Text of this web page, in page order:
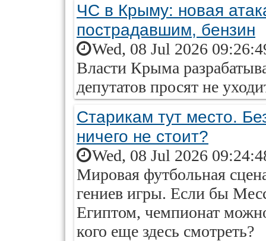
ЧС в Крыму: новая
пострадавшим, бензин
Wed, 08 Jul 2026
Власти Крыма
депутатов просят не
Старикам тут место.
ничего не стоит?
Wed, 08 Jul 2026
Мировая футбольная
гениев игры. Если бы
Египтом, чемпионат
кого еще здесь смотреть?